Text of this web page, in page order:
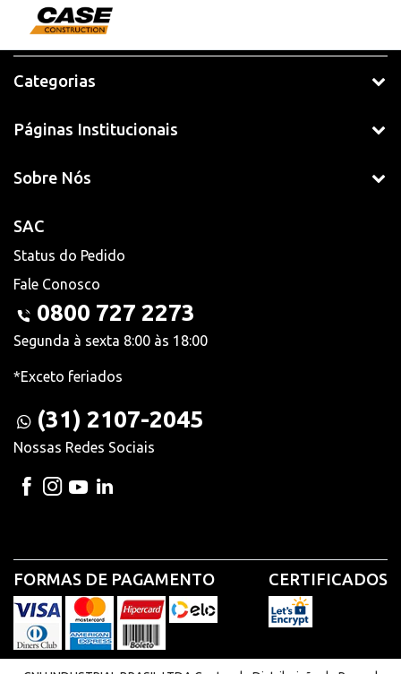
Categorias
Páginas Institucionais
Sobre Nós
SAC
Status do Pedido
Fale Conosco
0800 727 2273
Segunda à sexta 8:00 às 18:00
*Exceto feriados
(31) 2107-2045
Nossas Redes Sociais
FORMAS DE PAGAMENTO CERTIFICADOS